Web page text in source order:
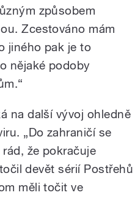
způsobem
Zcestováno mám
jiného pak je to
nějaké podoby
na další vývoj ohledně
„Do zahraničí se
že pokračuje
devět sérií Postřehů
měli točit ve